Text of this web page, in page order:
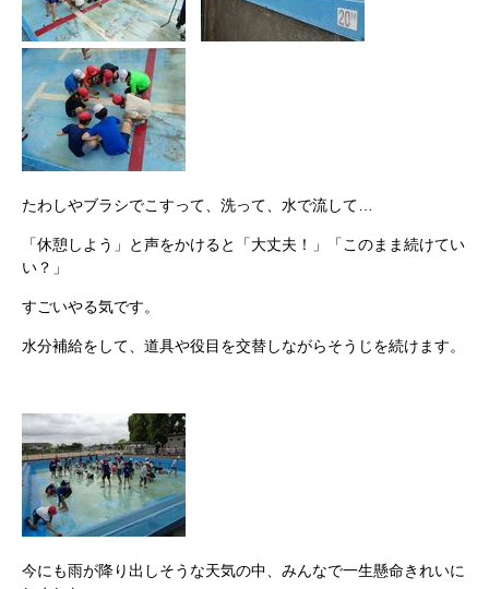
たわしやブラシでこすって、洗って、水で流して…
「休憩しよう」と声をかけると「大丈夫！」「このまま続けてい
い？」
すごいやる気です。
水分補給をして、道具や役目を交替しながらそうじを続けます。
今にも雨が降り出しそうな天気の中、みんなで一生懸命きれいに